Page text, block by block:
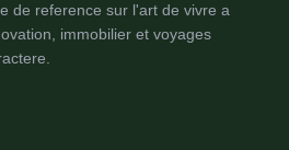
de reference sur l'art de vivre a
immobilier et voyages